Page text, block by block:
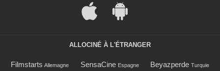
ALLOCINÉ À L'ÉTRANGER
Filmstarts Allemagne SensaCine Espagne Beyazperde Turquie